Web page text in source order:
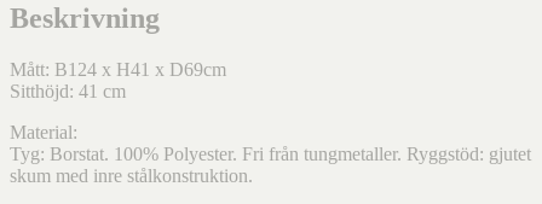
Beskrivning
Mått: B124 x H41 x D69cm
Sitthöjd: 41 cm
Material:
Tyg: Borstat. 100% Polyester. Fri från tungmetaller. Ryggstöd: gjutet
skum med inre stålkonstruktion.